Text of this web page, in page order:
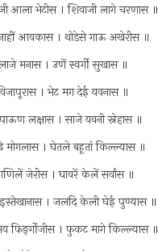
आला भेटीस । शिवाजी लागे चरणास ॥
आवकास । थोडेसे गाऊ अखेरीस ॥
मनास । उणें स्वर्गी सुखास ॥
। भेट मग देई यवनास ॥
पाऊण लक्षास । साजे यवनी स्नेहास ॥
मोगलास । घेतले बहूतां किल्ल्यास ॥
जेरीस । घावरें केलें सर्वांस ॥
। जलदि केली घेई पुण्यास ॥
फिङ्‌र्गोजीस । फुकट मागे किल्ल्यास ॥